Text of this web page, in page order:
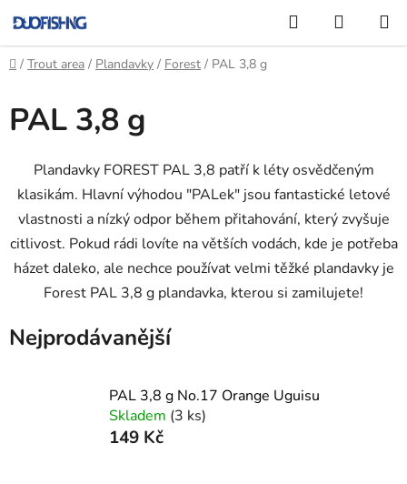
na
obsah
Hledat
KOŠÍK
Domů
/ Trout area / Plandavky / Forest / PAL 3,8 g
PAL 3,8 g
Plandavky FOREST PAL 3,8 patří k léty osvědčeným
klasikám. Hlavní výhodou "PALek" jsou fantastické letové
vlastnosti a nízký odpor během přitahování, který zvyšuje
citlivost. Pokud rádi lovíte na větších vodách, kde je potřeba
házet daleko, ale nechce používat velmi těžké plandavky je
Forest PAL 3,8 g plandavka, kterou si zamilujete!
Nejprodávanější
PAL 3,8 g No.17 Orange Uguisu
Skladem (3 ks)
149 Kč